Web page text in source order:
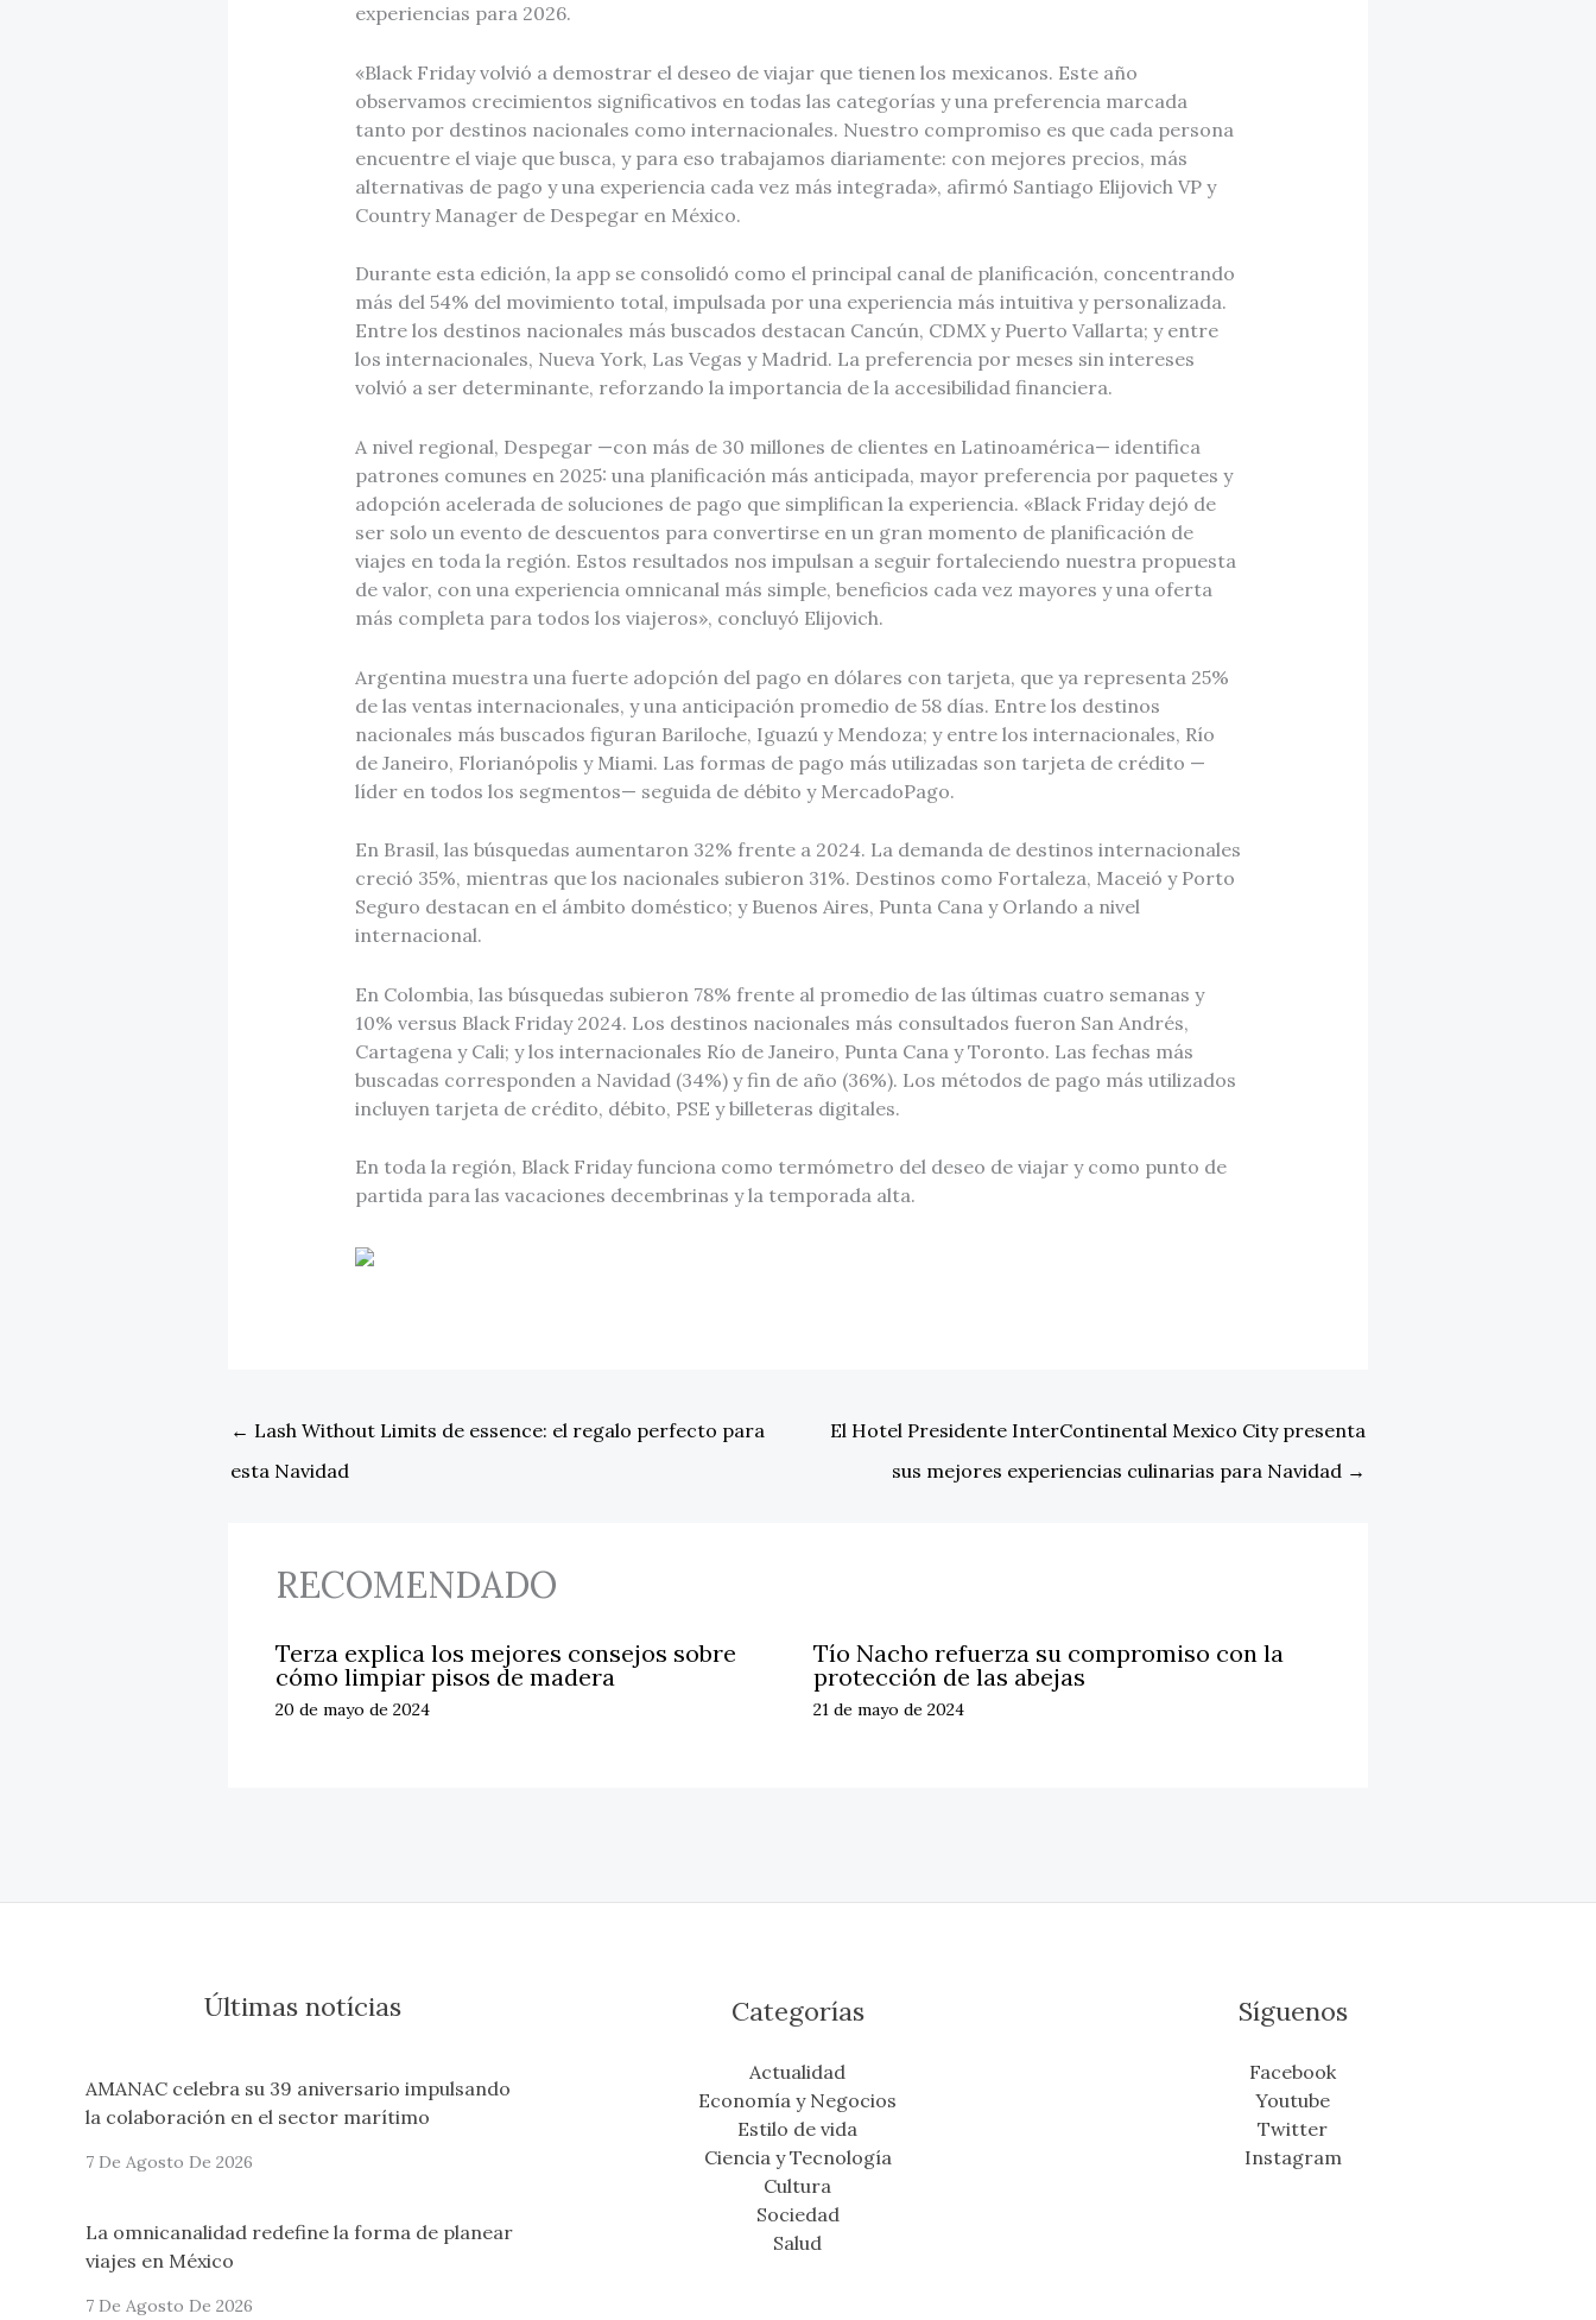
experiencias para 2026.
«Black Friday volvió a demostrar el deseo de viajar que tienen los mexicanos. Este año
observamos crecimientos significativos en todas las categorías y una preferencia marcada
tanto por destinos nacionales como internacionales. Nuestro compromiso es que cada persona
encuentre el viaje que busca, y para eso trabajamos diariamente: con mejores precios, más
alternativas de pago y una experiencia cada vez más integrada», afirmó Santiago Elijovich VP y
Country Manager de Despegar en México.
Durante esta edición, la app se consolidó como el principal canal de planificación, concentrando
más del 54% del movimiento total, impulsada por una experiencia más intuitiva y personalizada.
Entre los destinos nacionales más buscados destacan Cancún, CDMX y Puerto Vallarta; y entre
los internacionales, Nueva York, Las Vegas y Madrid. La preferencia por meses sin intereses
volvió a ser determinante, reforzando la importancia de la accesibilidad financiera.
A nivel regional, Despegar —con más de 30 millones de clientes en Latinoamérica— identifica
patrones comunes en 2025: una planificación más anticipada, mayor preferencia por paquetes y
adopción acelerada de soluciones de pago que simplifican la experiencia. «Black Friday dejó de
ser solo un evento de descuentos para convertirse en un gran momento de planificación de
viajes en toda la región. Estos resultados nos impulsan a seguir fortaleciendo nuestra propuesta
de valor, con una experiencia omnicanal más simple, beneficios cada vez mayores y una oferta
más completa para todos los viajeros», concluyó Elijovich.
Argentina muestra una fuerte adopción del pago en dólares con tarjeta, que ya representa 25%
de las ventas internacionales, y una anticipación promedio de 58 días. Entre los destinos
nacionales más buscados figuran Bariloche, Iguazú y Mendoza; y entre los internacionales, Río
de Janeiro, Florianópolis y Miami. Las formas de pago más utilizadas son tarjeta de crédito —
líder en todos los segmentos— seguida de débito y MercadoPago.
En Brasil, las búsquedas aumentaron 32% frente a 2024. La demanda de destinos internacionales
creció 35%, mientras que los nacionales subieron 31%. Destinos como Fortaleza, Maceió y Porto
Seguro destacan en el ámbito doméstico; y Buenos Aires, Punta Cana y Orlando a nivel
internacional.
En Colombia, las búsquedas subieron 78% frente al promedio de las últimas cuatro semanas y
10% versus Black Friday 2024. Los destinos nacionales más consultados fueron San Andrés,
Cartagena y Cali; y los internacionales Río de Janeiro, Punta Cana y Toronto. Las fechas más
buscadas corresponden a Navidad (34%) y fin de año (36%). Los métodos de pago más utilizados
incluyen tarjeta de crédito, débito, PSE y billeteras digitales.
En toda la región, Black Friday funciona como termómetro del deseo de viajar y como punto de
partida para las vacaciones decembrinas y la temporada alta.
← Lash Without Limits de essence: el regalo perfecto para
esta Navidad
El Hotel Presidente InterContinental Mexico City presenta
sus mejores experiencias culinarias para Navidad →
RECOMENDADO
Terza explica los mejores consejos sobre
cómo limpiar pisos de madera
20 de mayo de 2024
Tío Nacho refuerza su compromiso con la
protección de las abejas
21 de mayo de 2024
Últimas notícias
AMANAC celebra su 39 aniversario impulsando
la colaboración en el sector marítimo
7 De Agosto De 2026
La omnicanalidad redefine la forma de planear
viajes en México
7 De Agosto De 2026
Categorías
Actualidad
Economía y Negocios
Estilo de vida
Ciencia y Tecnología
Cultura
Sociedad
Salud
Síguenos
Facebook
Youtube
Twitter
Instagram